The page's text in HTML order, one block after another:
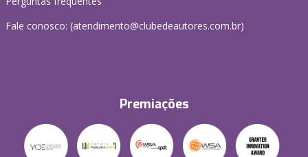
Fale conosco: (atendimento@clubedeautores.com.br)
Premiações